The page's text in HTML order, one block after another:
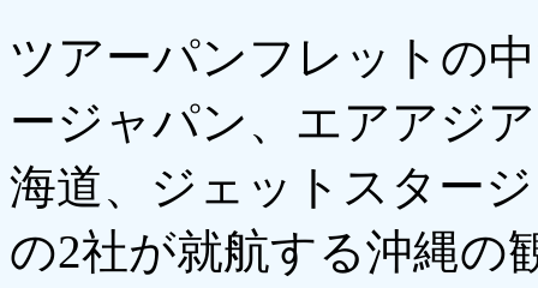
ツアーパンフレットの
ージャパン、エアアジ
海道、ジェットスター
の2社が就航する沖縄の